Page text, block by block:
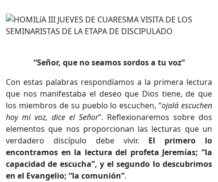
“Señor, que no seamos sordos a tu voz”
Con estas palabras respondíamos a la primera lectura
que nos manifestaba el deseo que Dios tiene, de que
los miembros de su pueblo lo escuchen, “ojalá escuchen
hoy mi voz, dice el Señor”. Reflexionaremos sobre dos
elementos que nos proporcionan las lecturas que un
verdadero discípulo debe vivir. El primero lo
encontramos en la lectura del profeta Jeremías; “la
capacidad de escucha”, y el segundo lo descubrimos
en el Evangelio; “la comunión”.